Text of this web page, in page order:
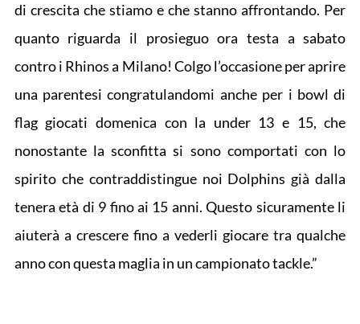
di crescita che stiamo e che stanno affrontando. Per
quanto riguarda il prosieguo ora testa a sabato
contro i Rhinos a Milano! Colgo l’occasione per aprire
una parentesi congratulandomi anche per i bowl di
flag giocati domenica con la under 13 e 15, che
nonostante la sconfitta si sono comportati con lo
spirito che contraddistingue noi Dolphins già dalla
tenera età di 9 fino ai 15 anni. Questo sicuramente li
aiuterà a crescere fino a vederli giocare tra qualche
anno con questa maglia in un campionato tackle.”